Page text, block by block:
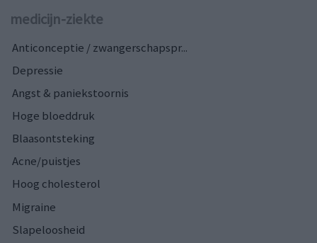
medicijn-ziekte
Anticonceptie / zwangerschapspr...
Depressie
Angst & paniekstoornis
Hoge bloeddruk
Blaasontsteking
Acne/puistjes
Hoog cholesterol
Migraine
Slapeloosheid